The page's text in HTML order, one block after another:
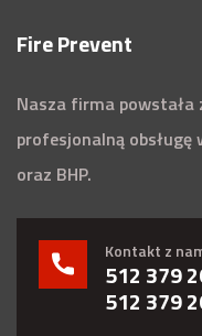
Fire Prevent
Nasza firma powstała
profesjonalną obsługę
oraz BHP.
Kontakt z
512 379
512 379